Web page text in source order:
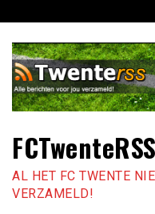
naar
inhoud
FCTwenteRSS
AL HET FC TWENTE
VERZAMELD!